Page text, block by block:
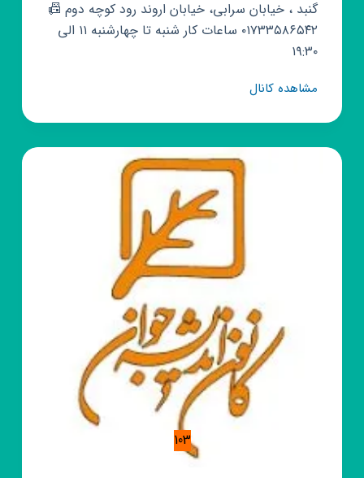
گنبد ، خیابان سرابی، خیابان اروند رود کوچه دوم 📠
۰۱۷۳۳۵۸۶۵۴۲ ساعات کار شنبه تا چهارشنبه ۱۱ الی
۱۹:۳۰
مشاهده کانالکانال
کانون
زبان
ایران
شعبه
103